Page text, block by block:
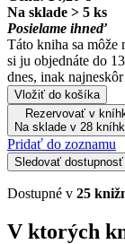
Na sklade > 5 ks
Posielame ihneď
Táto kniha sa
si ju objednáte do
dnes, inak
Vložiť do košíka
Rezervovať v
Na sklade v 28
Pridať do zoznamu
Sledovať dostupnosť
Dostupné v 25
V ktorých